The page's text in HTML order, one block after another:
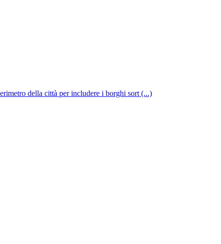
della città per includere i borghi sort (...)